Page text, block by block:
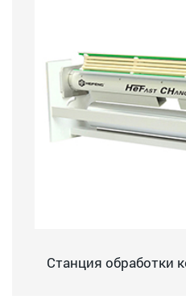
Станция обработки